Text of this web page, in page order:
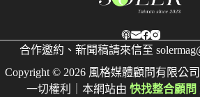
合作邀約、新聞稿請來信至
Copyright © 2026 風格媒體顧問有限公
一切權利｜本網站由 快找整合顧問